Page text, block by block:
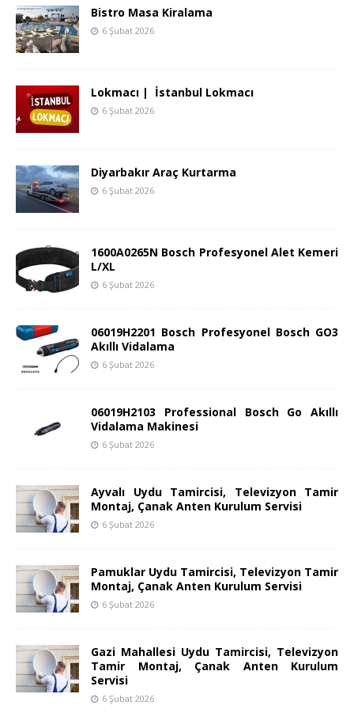
Bistro Masa Kiralama
6 Şubat 2026
Lokmacı | İstanbul Lokmacı
6 Şubat 2026
Diyarbakır Araç Kurtarma
6 Şubat 2026
1600A0265N Bosch Profesyonel Alet Kemeri
L/XL
6 Şubat 2026
06019H2201 Bosch Profesyonel Bosch GO3
Akıllı Vidalama
6 Şubat 2026
06019H2103 Professional Bosch Go Akıllı
Vidalama Makinesi
6 Şubat 2026
Ayvalı Uydu Tamircisi, Televizyon Tamir
Montaj, Çanak Anten Kurulum Servisi
6 Şubat 2026
Pamuklar Uydu Tamircisi, Televizyon Tamir
Montaj, Çanak Anten Kurulum Servisi
6 Şubat 2026
Gazi Mahallesi Uydu Tamircisi, Televizyon
Tamir Montaj, Çanak Anten Kurulum
Servisi
6 Şubat 2026